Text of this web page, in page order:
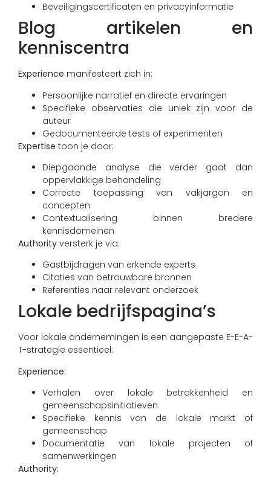
Beveiligingscertificaten en privacyinformatie
Blog artikelen en
kenniscentra
Experience manifesteert zich in:
Persoonlijke narratief en directe ervaringen
Specifieke observaties die uniek zijn voor de
auteur
Gedocumenteerde tests of experimenten
Expertise toon je door:
Diepgaande analyse die verder gaat dan
oppervlakkige behandeling
Correcte toepassing van vakjargon en
concepten
Contextualisering binnen bredere
kennisdomeinen
Authority versterk je via:
Gastbijdragen van erkende experts
Citaties van betrouwbare bronnen
Referenties naar relevant onderzoek
Lokale bedrijfspagina’s
Voor lokale ondernemingen is een aangepaste E-E-A-
T-strategie essentieel:
Experience:
Verhalen over lokale betrokkenheid en
gemeenschapsinitiatieven
Specifieke kennis van de lokale markt of
gemeenschap
Documentatie van lokale projecten of
samenwerkingen
Authority: